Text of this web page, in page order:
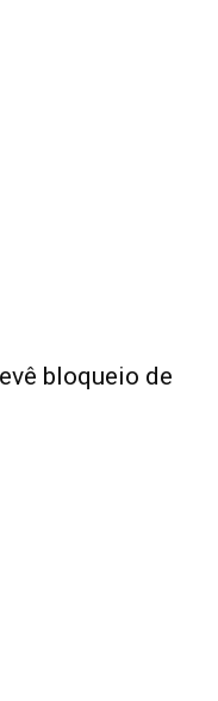
bloqueio de